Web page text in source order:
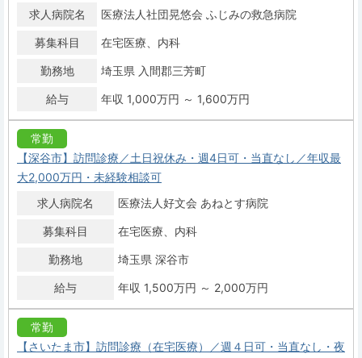
求人病院名 医療法人社団晃悠会 ふじみの救急病院
募集科目 在宅医療 内科
勤務地 埼玉県 入間郡三芳町
給与 年収 1,000万円 ～ 1,600万円
常勤
【深谷市】訪問診療／土日祝休み・週4日可・当直なし／年収最
大2,000万円・未経験相談可
求人病院名
医療法人好文会 あねとす病院
募集科目 在宅医療 内科
勤務地 埼玉県 深谷市
給与 年収 1,500万円 ～ 2,000万円
常勤
【さいたま市】訪問診療（在宅医療）／週４日可・当直なし・夜